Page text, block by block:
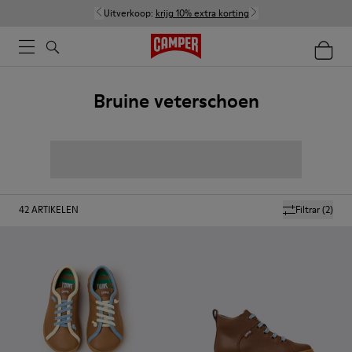
Uitverkoop: krijg 10% extra korting
Bruine veterschoen
Filtrar(2)
42ARTIKELEN